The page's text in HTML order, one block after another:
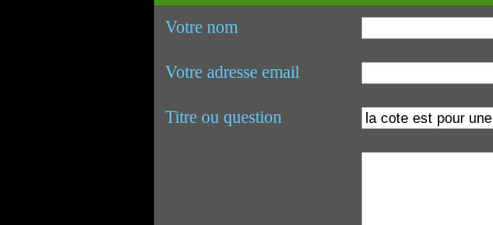
Votre nom
Votre adresse email
Titre ou question